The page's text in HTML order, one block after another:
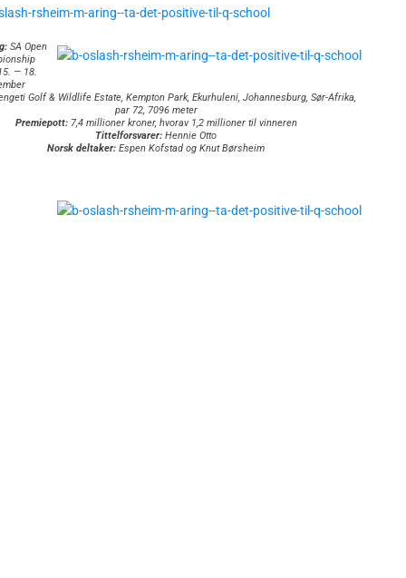
SA Open
— 18.
Golf & Wildlife Estate, Kempton Park, Ekurhuleni, Johannesburg, Sør-Afrika,
par 72, 7096 meter
Premiepott:7,4 millioner kroner, hvorav 1,2 millioner til vinneren
Tittelforsvarer: Hennie Otto
Norsk deltaker: Espen Kofstad og Knut Børsheim